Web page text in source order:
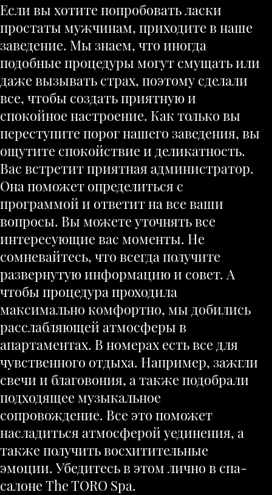
Если вы хотите попробовать ласки
простаты мужчинам, приходите в наше
заведение. Мы знаем, что иногда
подобные процедуры могут смущать или
даже вызывать страх, поэтому сделали
все, чтобы создать приятную и
спокойное настроение. Как только вы
переступите порог нашего заведения, вы
ощутите спокойствие и деликатность.
Вас встретит приятная администратор.
Она поможет определиться с
программой и ответит на все ваши
вопросы. Вы можете уточнять все
интересующие вас моменты. Не
сомневайтесь, что всегда получите
развернутую информацию и совет. А
чтобы процедура проходила
максимально комфортно, мы добились
расслабляющей атмосферы в
апартаментах. В номерах есть все для
чувственного отдыха. Например, зажгли
свечи и благовония, а также подобрали
подходящее музыкальное
сопровождение. Все это поможет
насладиться атмосферой уединения, а
также получить восхитительные
эмоции. Убедитесь в этом лично в спа-
салоне The TORO Spa.